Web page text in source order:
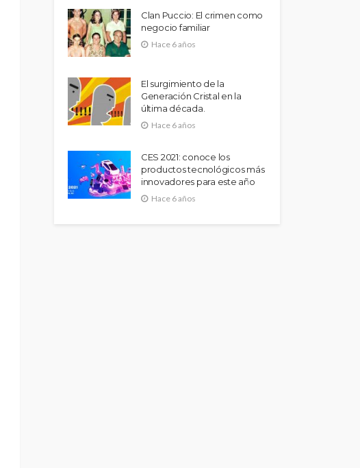
Clan Puccio: El crimen como
negocio familiar
Hace 6 años
El surgimiento de la
Generación Cristal en la
última década.
Hace 6 años
CES 2021: conoce los
productos tecnológicos más
innovadores para este año
Hace 6 años